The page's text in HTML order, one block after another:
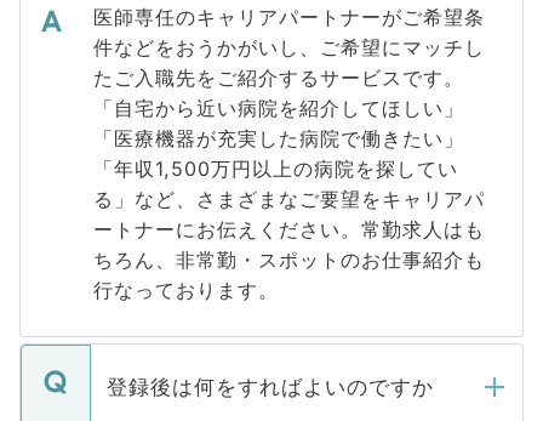
医師専任のキャリアパートナーがご希望条
件などをおうかがいし、ご希望にマッチし
たご入職先をご紹介するサービスです。
「自宅から近い病院を紹介してほしい」
「医療機器が充実した病院で働きたい」
「年収1,500万円以上の病院を探してい
る」など、さまざまなご要望をキャリアパ
ートナーにお伝えください。常勤求人はも
ちろん、非常勤・スポットのお仕事紹介も
行なっております。
登録後は何をすればよいのですか